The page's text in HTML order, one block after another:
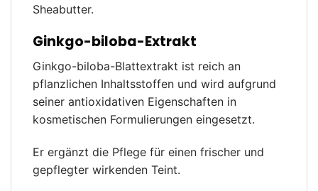
Sheabutter.
Ginkgo-biloba-Extrakt
Ginkgo-biloba-Blattextrakt ist reich an
pflanzlichen Inhaltsstoffen und wird aufgrund
seiner antioxidativen Eigenschaften in
kosmetischen Formulierungen eingesetzt.
Er ergänzt die Pflege für einen frischer und
gepflegter wirkenden Teint.